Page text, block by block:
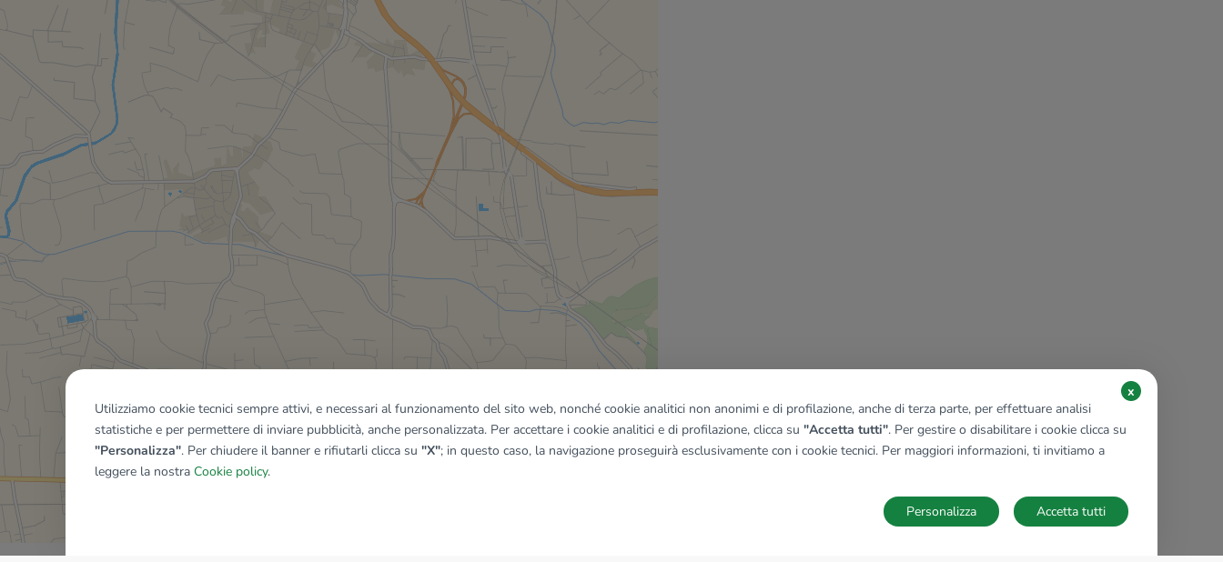
Mostra tutti gli immobili del riquadro
Utilizziamo cookie tecnici sempre attivi, e necessari al funzionamento del sito web, nonché cookie analitici non anonimi e di profilazione, anche di terza parte, per effettuare analisi
statistiche e per permettere di inviare pubblicità, anche personalizzata. Per accettare i cookie analitici e di profilazione, clicca su "Accetta tutti". Per gestire o disabilitare i cookie clicca su
"Personalizza". Per chiudere il banner e rifiutarli clicca su "X"; in questo caso, la navigazione proseguirà esclusivamente con i cookie tecnici. Per maggiori informazioni, ti invitiamo a
leggere la nostra Cookie policy.
x
Accetta tutti
Personalizza